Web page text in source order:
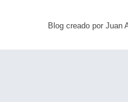
Blog creado por Juan